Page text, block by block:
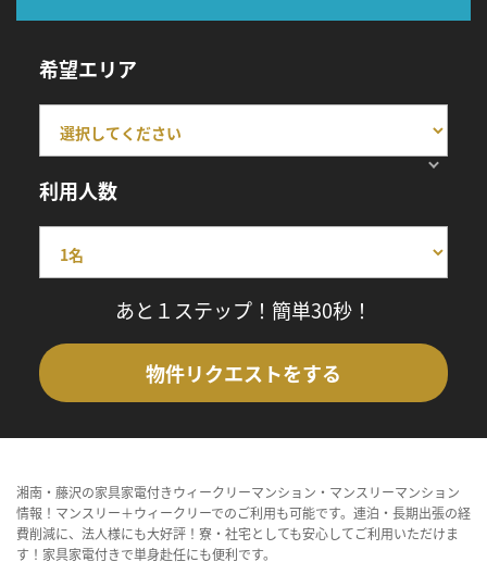
希望エリア
利用人数
あと１ステップ！簡単30秒！
物件リクエストをする
湘南・藤沢の家具家電付きウィークリーマンション・マンスリーマンション
情報！マンスリー＋ウィークリーでのご利用も可能です。連泊・長期出張の経
費削減に、法人様にも大好評！寮・社宅としても安心してご利用いただけま
す！家具家電付きで単身赴任にも便利です。